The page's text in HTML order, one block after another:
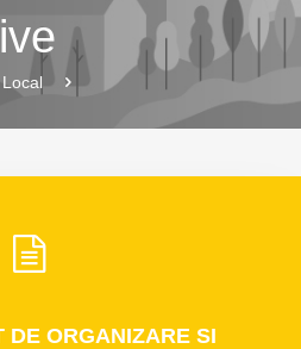
DE ORGANIZARE SI